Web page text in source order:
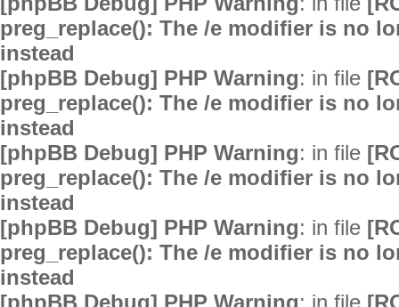
preg_replace(): The /e modifier is no
instead
[phpBB Debug] PHP Warning: in file
preg_replace(): The /e modifier is no
instead
[phpBB Debug] PHP Warning: in file
preg_replace(): The /e modifier is no
instead
[phpBB Debug] PHP Warning: in file
preg_replace(): The /e modifier is no
instead
[phpBB Debug] PHP Warning: in file